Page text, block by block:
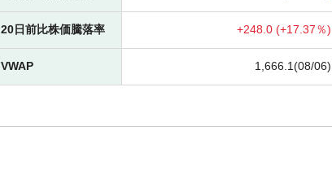
20日前比株価騰落率 +248.0 (+17.37％)
VWAP 1,666.1(08/06)